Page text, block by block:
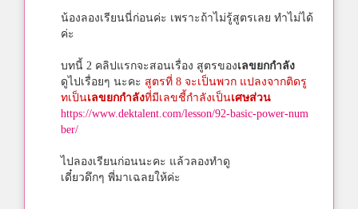
น้องลองเรียนนี่ก่อนค่ะ เพราะถ้าไม่รู้สูตรเลย ทำไม่ได้
ค่ะ
บทนี้ 2 คลิปแรกจะสอนเรื่อง สูตรของเลขยกกำลัง
ดูไปเรื่อยๆ นะคะ สูตรที่ 8 จะเป็นพวก แปลงจากติดรู
ทเป็นเลขยกกำลังที่มีเลขชี้กำลังเป็นเศษส่วน
https://www.dektalent.com/lesson/92-basic-power-num
ber/
ไปลองเรียนก่อนนะคะ แล้วลองทำดู
เดี๋ยวดึกๆ พี่มาเฉลยให้ค่ะ